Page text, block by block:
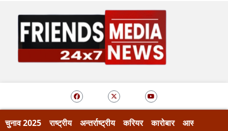
content
F
a
c
e
X
-
t
w
t
t
Y
o
u
t
b
e
चुनाव 2025 राष्ट्रीय अन्तर्राष्ट्रीय करियर कारोबार आस्था